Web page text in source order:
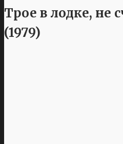
Трое в лодке, не
(1979)